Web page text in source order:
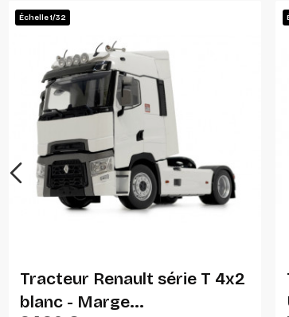
Échelle 1/32
Tracteur Renault série T 4x2
blanc - Marge...